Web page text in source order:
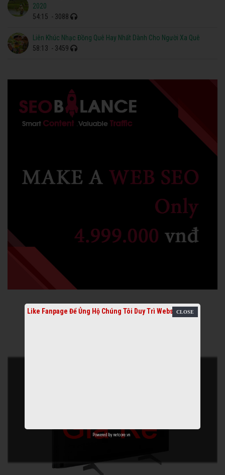
2020
54:15 - 3088
Liên Khúc Nhạc Đồng Quê Hay Nhất Dành Cho Người Xa Quê
58:13 - 3459
Like Fanpage Để Ủng Hộ Chúng Tôi Duy Trì Website
Powered by netcore.vn